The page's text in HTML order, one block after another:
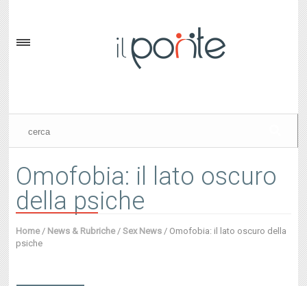
Omofobia: il lato oscuro
della psiche
Home / News & Rubriche /Sex News / Omofobia: il lato oscuro della
psiche